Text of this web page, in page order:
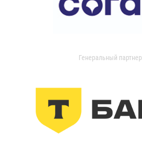
Генеральный партнер